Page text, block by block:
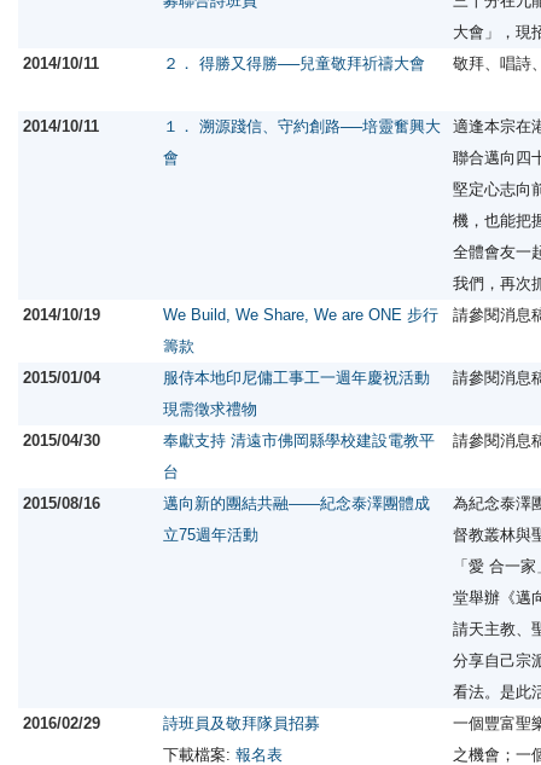
大會」，現
2014/10/11
２． 得勝又得勝──兒童敬拜祈禱大會 敬拜、唱詩
2014/10/11
１． 溯源踐信、守約創路──培靈奮興大
會
適逢本宗在
聯合邁向四
堅定心志向
機，也能把
全體會友一
我們，再次
2014/10/19
We Build, We Share, We are ONE 步行
籌款
請參閱消息
2015/01/04
服侍本地印尼傭工事工一週年慶祝活動
現需徵求禮物
請參閱消息
2015/04/30
奉獻支持 清遠市佛岡縣學校建設電教平
台
請參閱消息
2015/08/16
邁向新的團結共融——紀念泰澤團體成
立75週年活動
為紀念泰澤
督教叢林與
「愛 合一
堂舉辦《邁
請天主教、
分享自己宗
看法。是此
2016/02/29
詩班員及敬拜隊員招募
下載檔案: 報名表
一個豐富聖
之機會；一